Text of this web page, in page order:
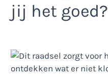
jij het goed?